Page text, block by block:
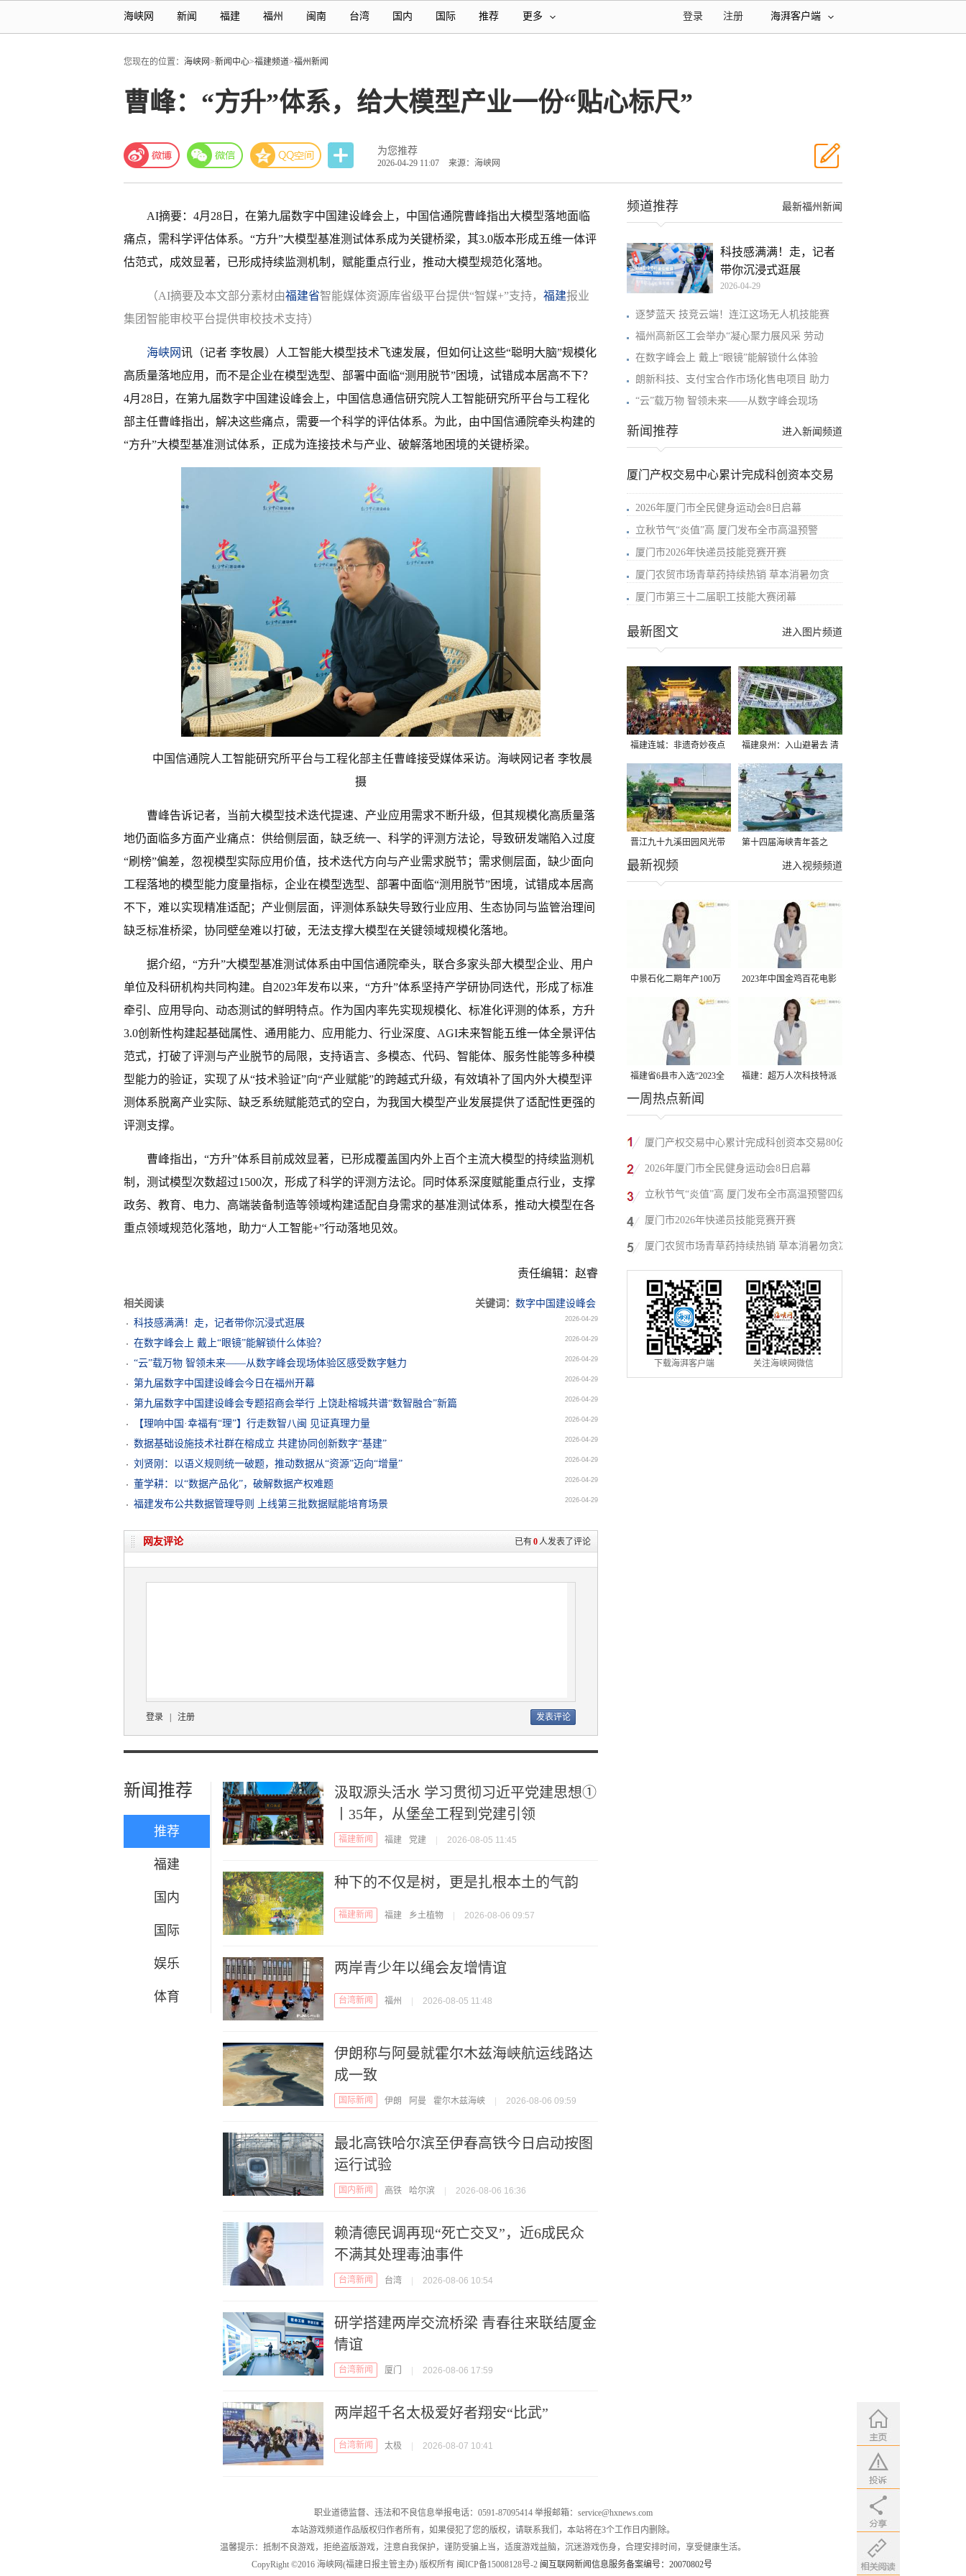
海峡网 新闻 福建 福州 闽南 台湾 国内 国际 推荐 更多 海湃客户端
注册
登录
您现在的位置： 海峡网>新闻中心>福建频道>福州新闻
曹峰：“方升”体系，给大模型产业一份“贴心标尺”
为您推荐
2026-04-29 11:07 来源：海峡网
AI摘要：4月28日，在第九届数字中国建设峰会上，中国信通院曹峰指出大模型落地面临
痛点，需科学评估体系。“方升”大模型基准测试体系成为关键桥梁，其3.0版本形成五维一体评
估范式，成效显著，已形成持续监测机制，赋能重点行业，推动大模型规范化落地。
（AI摘要及本文部分素材由福建省智能媒体资源库省级平台提供“智媒+”支持， 福建报业
集团智能审校平台提供审校技术支持）
海峡网讯（记者 李牧晨）人工智能大模型技术飞速发展，但如何让这些“聪明大脑”规模化
高质量落地应用，而不是企业在模型选型、部署中面临“测用脱节”困境，试错成本居高不下？
4月28日，在第九届数字中国建设峰会上，中国信息通信研究院人工智能研究所平台与工程化
部主任曹峰指出，解决这些痛点，需要一个科学的评估体系。为此，由中国信通院牵头构建的
“方升”大模型基准测试体系，正成为连接技术与产业、破解落地困境的关键桥梁。
中国信通院人工智能研究所平台与工程化部主任曹峰接受媒体采访。海峡网记者 李牧晨
摄
曹峰告诉记者，当前大模型技术迭代提速、产业应用需求不断升级，但其规模化高质量落
地仍面临多方面产业痛点：供给侧层面，缺乏统一、科学的评测方法论，导致研发端陷入过度
“刷榜”偏差，忽视模型实际应用价值，技术迭代方向与产业需求脱节；需求侧层面，缺少面向
工程落地的模型能力度量指标，企业在模型选型、部署中面临“测用脱节”困境，试错成本居高
不下，难以实现精准适配；产业侧层面，评测体系缺失导致行业应用、生态协同与监管治理间
缺乏标准桥梁，协同壁垒难以打破，无法支撑大模型在关键领域规模化落地。
据介绍，“方升”大模型基准测试体系由中国信通院牵头，联合多家头部大模型企业、用户
单位及科研机构共同构建。自2023年发布以来，“方升”体系坚持产学研协同迭代，形成了标准
牵引、应用导向、动态测试的鲜明特点。作为国内率先实现规模化、标准化评测的体系，方升
3.0创新性构建起基础属性、通用能力、应用能力、行业深度、AGI未来智能五维一体全景评估
范式，打破了评测与产业脱节的局限，支持语言、多模态、代码、智能体、服务性能等多种模
型能力的验证，实现了从“技术验证”向“产业赋能”的跨越式升级，有效填补了国内外大模型评
测体系脱离产业实际、缺乏系统赋能范式的空白，为我国大模型产业发展提供了适配性更强的
评测支撑。
曹峰指出，“方升”体系目前成效显著，已形成覆盖国内外上百个主流大模型的持续监测机
制，测试模型次数超过1500次，形成了科学的评测方法论。同时体系深度赋能重点行业，支撑
政务、教育、电力、高端装备制造等领域构建适配自身需求的基准测试体系，推动大模型在各
重点领域规范化落地，助力“人工智能+”行动落地见效。
责任编辑：赵睿
相关阅读 关键词： 数字中国建设峰会
科技感满满！走，记者带你沉浸式逛展
2026-04-29
在数字峰会上 戴上“眼镜”能解锁什么体验？ 2026-04-29
“云”载万物 智领未来——从数字峰会现场体验区感受数字魅力 2026-04-29
第九届数字中国建设峰会今日在福州开幕 2026-04-29
第九届数字中国建设峰会专题招商会举行 上饶赴榕城共谱“数智融合”新篇 2026-04-29
【理响中国·幸福有“理”】行走数智八闽 见证真理力量 2026-04-29
数据基础设施技术社群在榕成立 共建协同创新数字“基建” 2026-04-29
刘贤刚：以语义规则统一破题，推动数据从“资源”迈向“增量” 2026-04-29
董学耕：以“数据产品化”，破解数据产权难题 2026-04-29
福建发布公共数据管理导则 上线第三批数据赋能培育场景 2026-04-29
已有0人发表了评论
网友评论
登录 | 注册
新闻推荐
推荐
福建
国内
国际
娱乐
体育
汲取源头活水 学习贯彻习近平党建思想①
丨35年，从堡垒工程到党建引领
福建新闻 福建 党建 | 2026-08-05 11:45
种下的不仅是树，更是扎根本土的气韵
福建新闻 福建 乡土植物 | 2026-08-06 09:57
两岸青少年以绳会友增情谊
台湾新闻 福州 | 2026-08-05 11:48
伊朗称与阿曼就霍尔木兹海峡航运线路达
成一致
国际新闻 伊朗 阿曼 霍尔木兹海峡 | 2026-08-06 09:59
最北高铁哈尔滨至伊春高铁今日启动按图
运行试验
国内新闻 高铁 哈尔滨 | 2026-08-06 16:36
赖清德民调再现“死亡交叉”，近6成民众
不满其处理毒油事件
台湾新闻 台湾 | 2026-08-06 10:54
研学搭建两岸交流桥梁 青春往来联结厦金
情谊
台湾新闻 厦门 | 2026-08-06 17:59
两岸超千名太极爱好者翔安“比武”
台湾新闻 太极 | 2026-08-07 10:41
最新福州新闻
频道推荐
科技感满满！走，记者
带你沉浸式逛展
2026-04-29
逐梦蓝天 技竞云端！连江这场无人机技能赛
福州高新区工会举办“凝心聚力展风采 劳动
在数字峰会上 戴上“眼镜”能解锁什么体验
朗新科技、支付宝合作市场化售电项目 助力
“云”载万物 智领未来——从数字峰会现场
进入新闻频道
新闻推荐
厦门产权交易中心累计完成科创资本交易
2026年厦门市全民健身运动会8日启幕
立秋节气“炎值”高 厦门发布全市高温预警
厦门市2026年快递员技能竞赛开赛
厦门农贸市场青草药持续热销 草本消暑勿贪
厦门市第三十二届职工技能大赛闭幕
进入图片频道
最新图文
福建连城：非遗奇妙夜点
亮夏夜
福建泉州：入山避暑去 清
凉好惬意
晋江九十九溪田园风光带
千亩早稻迎来成熟收割季
第十四届海峡青年荟之
2026榕台青年大学生水上
进入视频频道
最新视频
中景石化二期年产100万
吨丙烷脱氢项目建成中交
2023年中国金鸡百花电影
节有福电影巡展31日启动
福建省6县市入选“2023全
国县域发展潜力百强县”
福建：超万人次科技特派
一周热点新闻
厦门产权交易中心累计完成科创资本交易80亿
元
2026年厦门市全民健身运动会8日启幕
立秋节气“炎值”高 厦门发布全市高温预警四级
厦门市2026年快递员技能竞赛开赛
厦门农贸市场青草药持续热销 草本消暑勿贪凉
下载海湃客户端 关注海峡网微信
职业道德监督、违法和不良信息举报电话：0591-87095414 举报邮箱：service@hxnews.com
本站游戏频道作品版权归作者所有，如果侵犯了您的版权，请联系我们，本站将在3个工作日内删除。
温馨提示：抵制不良游戏，拒绝盗版游戏，注意自我保护，谨防受骗上当，适度游戏益脑，沉迷游戏伤身，合理安排时间，享受健康生活。
CopyRight ©2016 海峡网(福建日报主管主办) 版权所有 闽ICP备15008128号-2 闽互联网新闻信息服务备案编号：20070802号